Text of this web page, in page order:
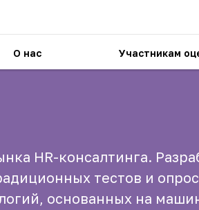
О нас Участникам
HR-консалтинга.
тестов и
основанных на